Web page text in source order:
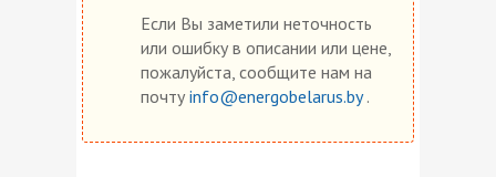
Если Вы заметили неточность
или ошибку в описании или цене,
пожалуйста, сообщите нам на
почту info@energobelarus.by.